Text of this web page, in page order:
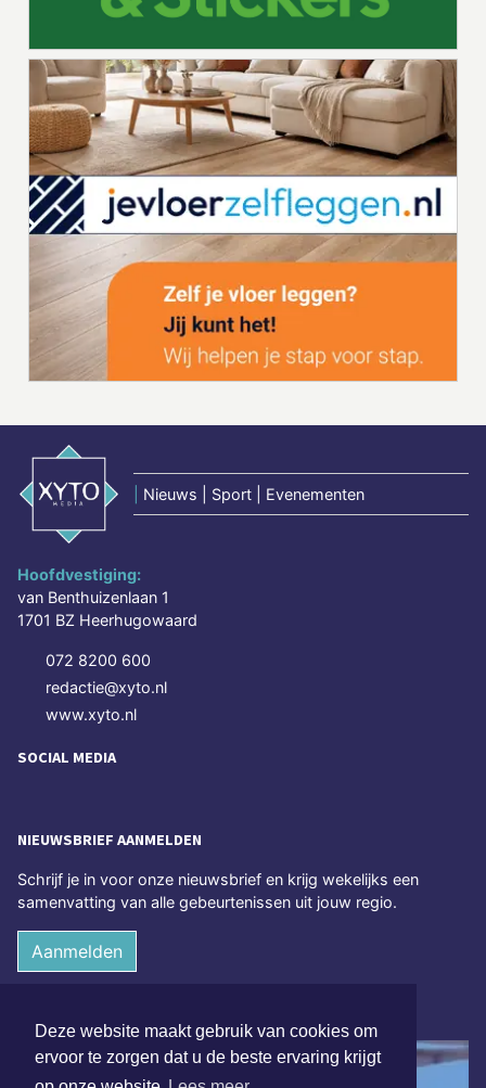
Deze website maakt gebruik van cookies om
ervoor te zorgen dat u de beste ervaring krijgt
Nieuws | Sport | Evenementen
Hoofdvestiging:
van Benthuizenlaan 1
1701 BZ Heerhugowaard
072 8200 600
redactie@xyto.nl
www.xyto.nl
SOCIAL MEDIA
NIEUWSBRIEF AANMELDEN
Schrijf je in voor onze nieuwsbrief en krijg wekelijks een
samenvatting van alle gebeurtenissen uit jouw regio.
Aanmelden